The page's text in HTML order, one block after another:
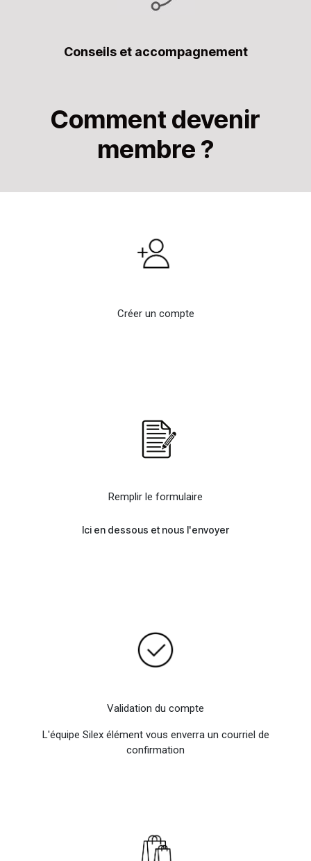
Conseils et accompagnement
Comment devenir
membre ?
Créer un compte
Remplir le formulaire
Ici en dessous et nous l'envoyer
Validation du compte
L'équipe Silex élément vous enverra un courriel de
confirmation